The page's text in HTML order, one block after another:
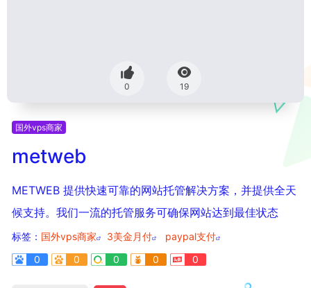
0 19
国外vps商家
metweb
METWEB 提供快速可靠的网站托管解决方案，并提供全天
候支持。我们一流的托管服务可确保网站达到最佳状态
标签： 国外vps商家 3美金月付
paypal支付
0
0 0 0 0